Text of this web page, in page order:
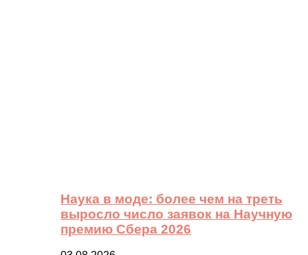
Наука в моде: более чем на треть
выросло число заявок на Научную
премию Сбера 2026